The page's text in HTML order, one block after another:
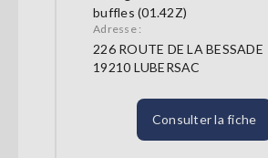
buffles (01.42Z)
Adresse :
226 ROUTE DE LA BESSADE
19210 LUBERSAC
Consulter la fiche